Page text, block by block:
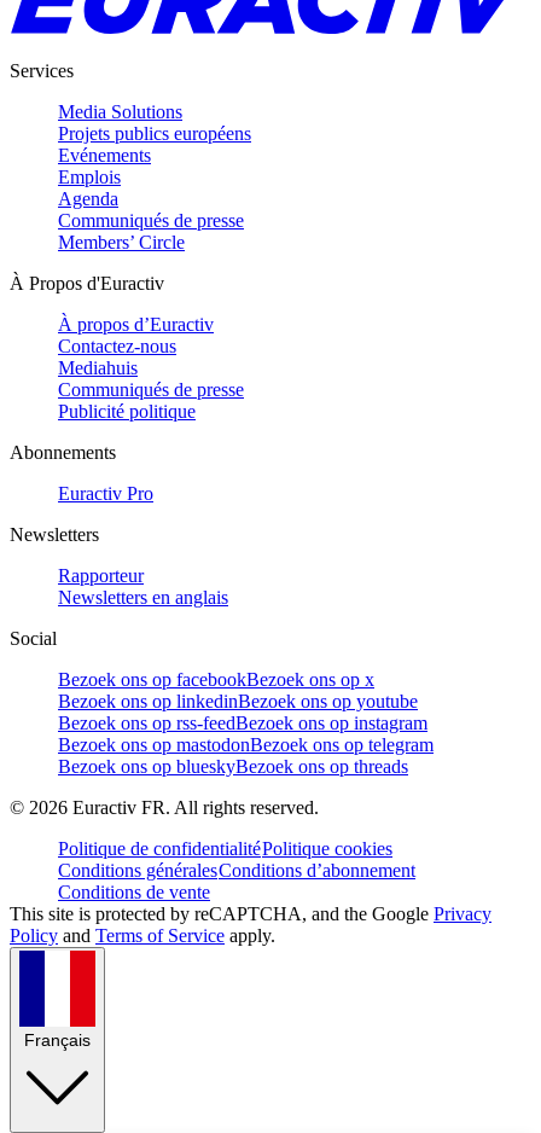
Services
Media Solutions
Projets publics européens
Evénements
Emplois
Agenda
Communiqués de presse
Members’ Circle
À Propos d'Euractiv
À propos d’Euractiv
Contactez-nous
Mediahuis
Communiqués de presse
Publicité politique
Abonnements
Euractiv Pro
Newsletters
Rapporteur
Newsletters en anglais
Social
Bezoek ons op facebookBezoek ons op x
Bezoek ons op linkedinBezoek ons op youtube
Bezoek ons op rss-feedBezoek ons op instagram
Bezoek ons op mastodonBezoek ons op telegram
Bezoek ons op blueskyBezoek ons op threads
© 2026 Euractiv FR. All rights reserved.
Politique de confidentialitéPolitique cookies
Conditions généralesConditions d’abonnement
Conditions de vente
This site is protected by reCAPTCHA, and the Google Privacy
Policy and Terms of Service apply.
Français